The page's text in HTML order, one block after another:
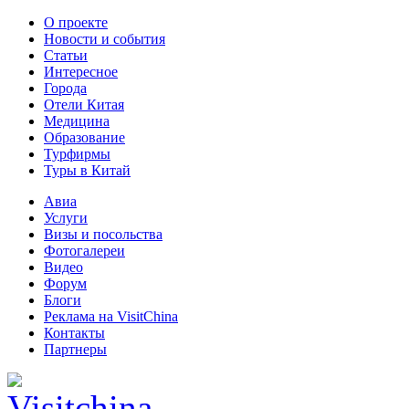
О проекте
Новости и события
Статьи
Интересное
Города
Отели Китая
Медицина
Образование
Турфирмы
Туры в Китай
Авиа
Услуги
Визы и посольства
Фотогалереи
Видео
Форум
Блоги
Реклама на VisitChina
Контакты
Партнеры